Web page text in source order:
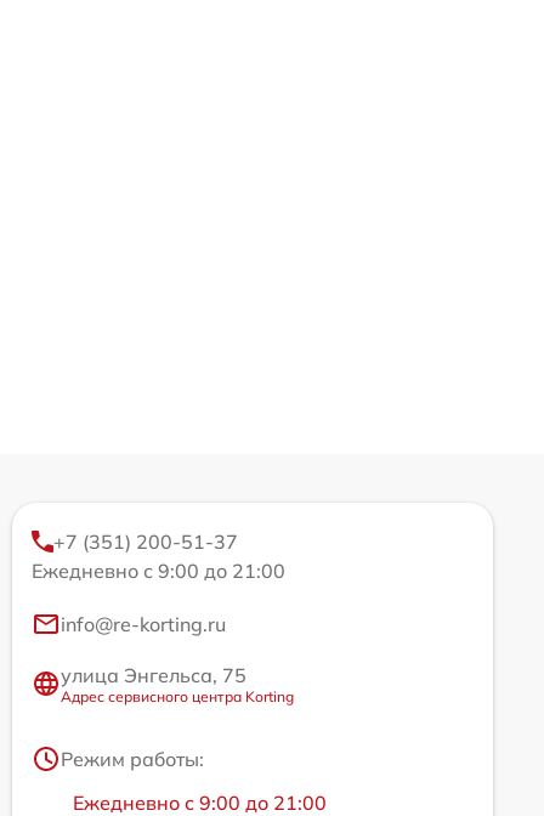
+7 (351) 200-51-37
Ежедневно с 9:00 до 21:00
info@re-korting.ru
улица Энгельса, 75
Адрес сервисного центра Korting
Режим работы:
Ежедневно с 9:00 до 21:00